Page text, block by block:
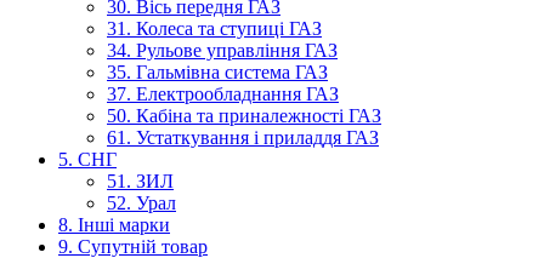
30. Вісь передня ГАЗ
31. Колеса та ступиці ГАЗ
34. Рульове управління ГАЗ
35. Гальмівна система ГАЗ
37. Електрообладнання ГАЗ
50. Кабіна та приналежності ГАЗ
61. Устаткування і приладдя ГАЗ
5. СНГ
51. ЗИЛ
52. Урал
8. Інші марки
9. Супутній товар